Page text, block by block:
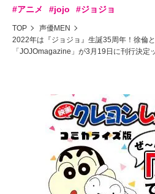
#アニメ #jojo #ジョジョ
TOP
声優MEN
2022年は『ジョジョ』生誕35周年！徐倫
「JOJOmagazine」が3月19日に刊行決定